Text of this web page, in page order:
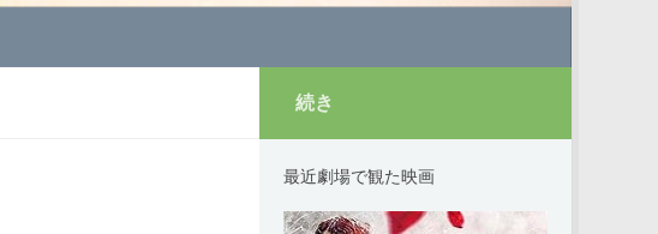
続き
最近劇場で観た映画